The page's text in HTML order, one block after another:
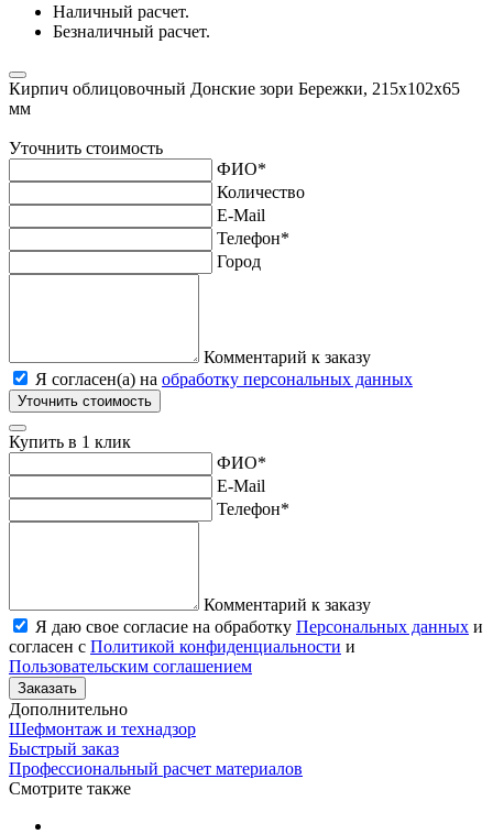
Наличный расчет.
Безналичный расчет.
Кирпич облицовочный Донские зори Бережки, 215х102х65
мм
Уточнить стоимость
ФИО*
Количество
E-Mail
Телефон*
Город
Комментарий к заказу
Я согласен(а) на обработку персональных данных
Уточнить стоимость
Купить в 1 клик
ФИО*
E-Mail
Телефон*
Комментарий к заказу
Я даю свое согласие на обработку Персональных данных и
согласен с Политикой конфиденциальности и
Пользовательским соглашением
Заказать
Дополнительно
Шефмонтаж и технадзор
Быстрый заказ
Профессиональный расчет материалов
Смотрите также